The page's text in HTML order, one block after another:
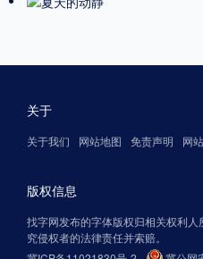
关于
关于我们 网站地图 免责声明 网
版权信息
找字网发布的字体版权归相关权利
究侵权者的法律责任并索赔。